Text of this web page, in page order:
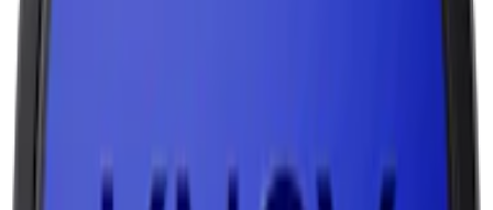
Format/storlek:
original